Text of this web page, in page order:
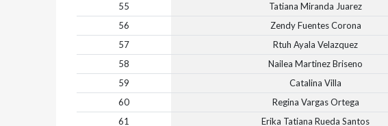
55
Tatiana Miranda Juarez
56
Zendy Fuentes Corona
57
Rtuh Ayala Velazquez
58
Nailea Martinez Briseno
59
Catalina Villa
60
Regina Vargas Ortega
61
Erika Tatiana Rueda Santos